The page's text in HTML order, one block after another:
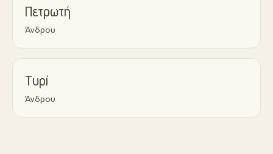
Πετρωτή
Άνδρου
Τυρί
Άνδρου